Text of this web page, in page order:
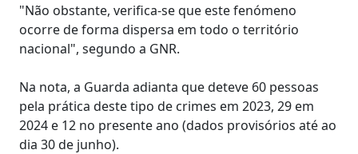
"Não obstante, verifica-se que este fenómeno
ocorre de forma dispersa em todo o território
nacional", segundo a GNR.
Na nota, a Guarda adianta que deteve 60 pessoas
pela prática deste tipo de crimes em 2023, 29 em
2024 e 12 no presente ano (dados provisórios até ao
dia 30 de junho).